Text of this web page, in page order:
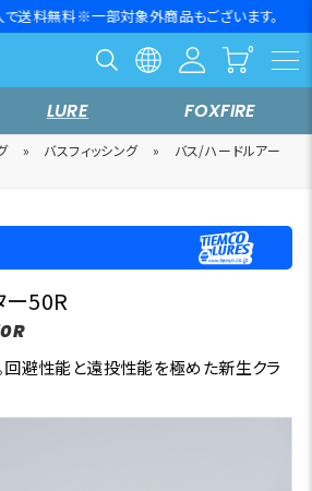
送料無料※一部対象外商品もございます。
LURE FOXFIRE
» バスフィッシング »
バス/ハードルアー
ー50R
回避性能と遠投性能を極めた新生クラ